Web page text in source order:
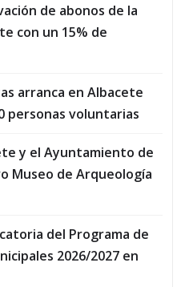
de abonos de la
con un 15% de
arranca en Albacete
personas voluntarias
y el Ayuntamiento de
Museo de Arqueología
del Programa de
2026/2027 en